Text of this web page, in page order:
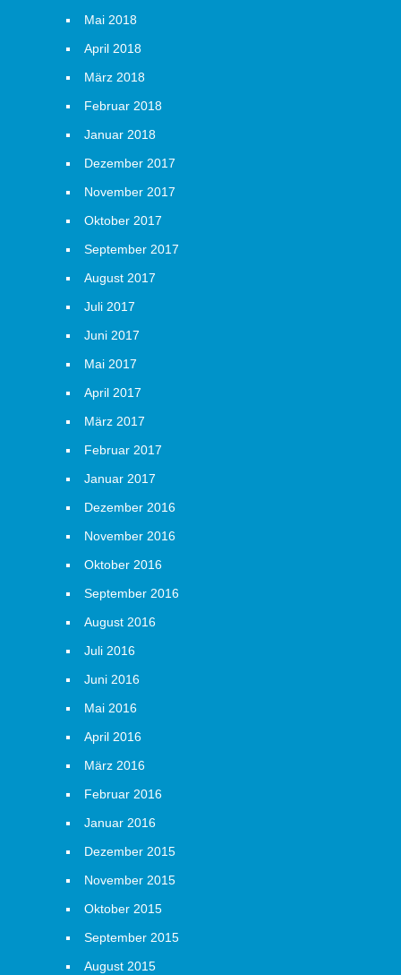
Mai 2018
April 2018
März 2018
Februar 2018
Januar 2018
Dezember 2017
November 2017
Oktober 2017
September 2017
August 2017
Juli 2017
Juni 2017
Mai 2017
April 2017
März 2017
Februar 2017
Januar 2017
Dezember 2016
November 2016
Oktober 2016
September 2016
August 2016
Juli 2016
Juni 2016
Mai 2016
April 2016
März 2016
Februar 2016
Januar 2016
Dezember 2015
November 2015
Oktober 2015
September 2015
August 2015